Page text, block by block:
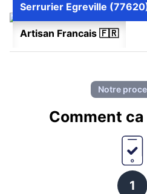
Artisan Francais 🇫🇷
Serrurier Egreville
Notre
Comment
1